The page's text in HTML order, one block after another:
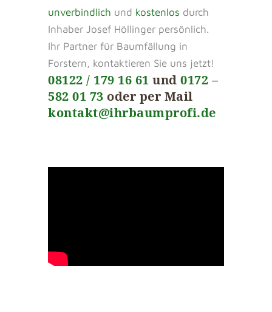
unverbindlich und kostenlos durch
Inhaber Josef Höllinger persönlich.
Ihr Partner für Baumfällung in
Forstern, kontaktieren Sie uns jetzt!
08122 / 179 16 61 und 0172 –
582 01 73 oder per Mail
kontakt@ihrbaumprofi.de